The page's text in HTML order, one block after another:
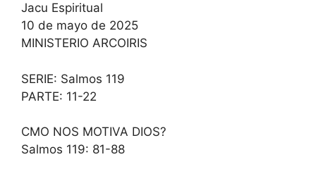
Jacu Espiritual
10 de mayo de 2025
MINISTERIO ARCOIRIS
SERIE: Salmos 119
PARTE: 11-22
CMO NOS MOTIVA DIOS?
Salmos 119: 81-88